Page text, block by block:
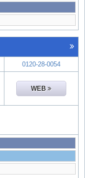
0120-28-0054
WEB